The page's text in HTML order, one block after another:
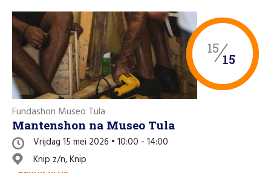
15
15
Fundashon Museo Tula
Mantenshon na Museo Tula
Vrijdag 15 mei 2026 • 10:00 - 14:00
Knip z/n, Knip